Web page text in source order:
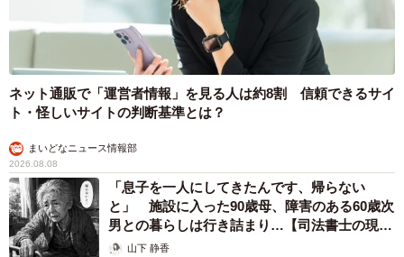
ネット通販で「運営者情報」を見る人は約8割 信頼できるサイ
ト・怪しいサイトの判断基準とは？
まいどなニュース情報部
2026.08.08
「息子を一人にしてきたんです、帰らない
と」 施設に入った90歳母、障害のある60歳次
男との暮らしは行き詰まり…【司法書士の現場
から】山下 静香